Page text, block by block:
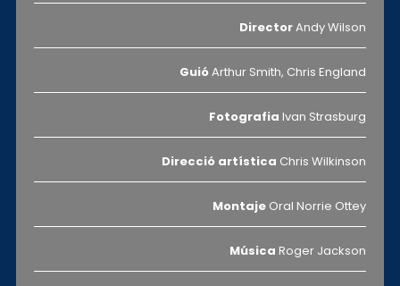
DirectorAndy Wilson
GuióArthur Smith, Chris England
FotografiaIvan Strasburg
Direcció artística Chris Wilkinson
Montaje Oral Norrie Ottey
Música Roger Jackson